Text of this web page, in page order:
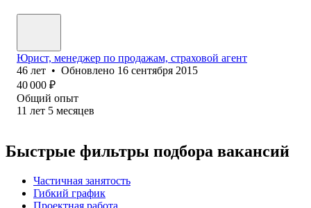
Юрист, менеджер по продажам, страховой агент
46 лет • Обновлено 16 сентября 2015
40 000 ₽
Общий опыт
11 лет 5 месяцев
Быстрые фильтры подбора вакансий
Частичная занятость
Гибкий график
Проектная работа